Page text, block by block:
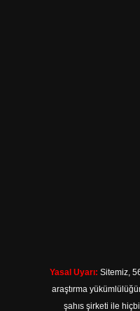
Yasal Uyarı: Sitemiz,
araştırma
şahıs şirketi ile